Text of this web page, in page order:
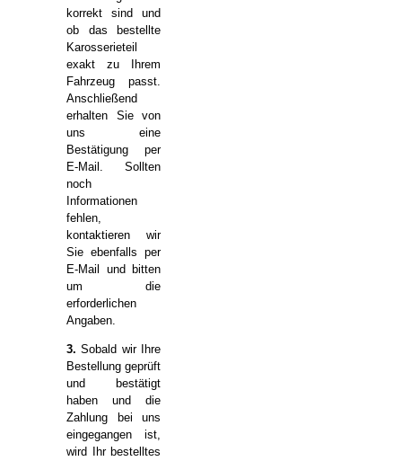
korrekt sind und
ob das bestellte
Karosserieteil
exakt zu Ihrem
Fahrzeug passt.
Anschließend
erhalten Sie von
uns eine
Bestätigung per
E-Mail. Sollten
noch
Informationen
fehlen,
kontaktieren wir
Sie ebenfalls per
E-Mail und bitten
um die
erforderlichen
Angaben.
3. Sobald wir Ihre
Bestellung geprüft
und bestätigt
haben und die
Zahlung bei uns
eingegangen ist,
wird Ihr bestelltes